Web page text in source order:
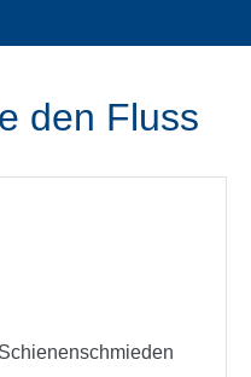
den Fluss